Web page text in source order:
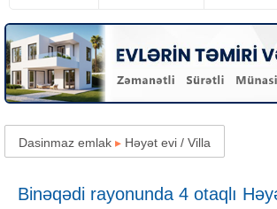
Dasinmaz emlak ▸ Həyət evi / Villa
Binəqədi rayonunda 4 otaqlı